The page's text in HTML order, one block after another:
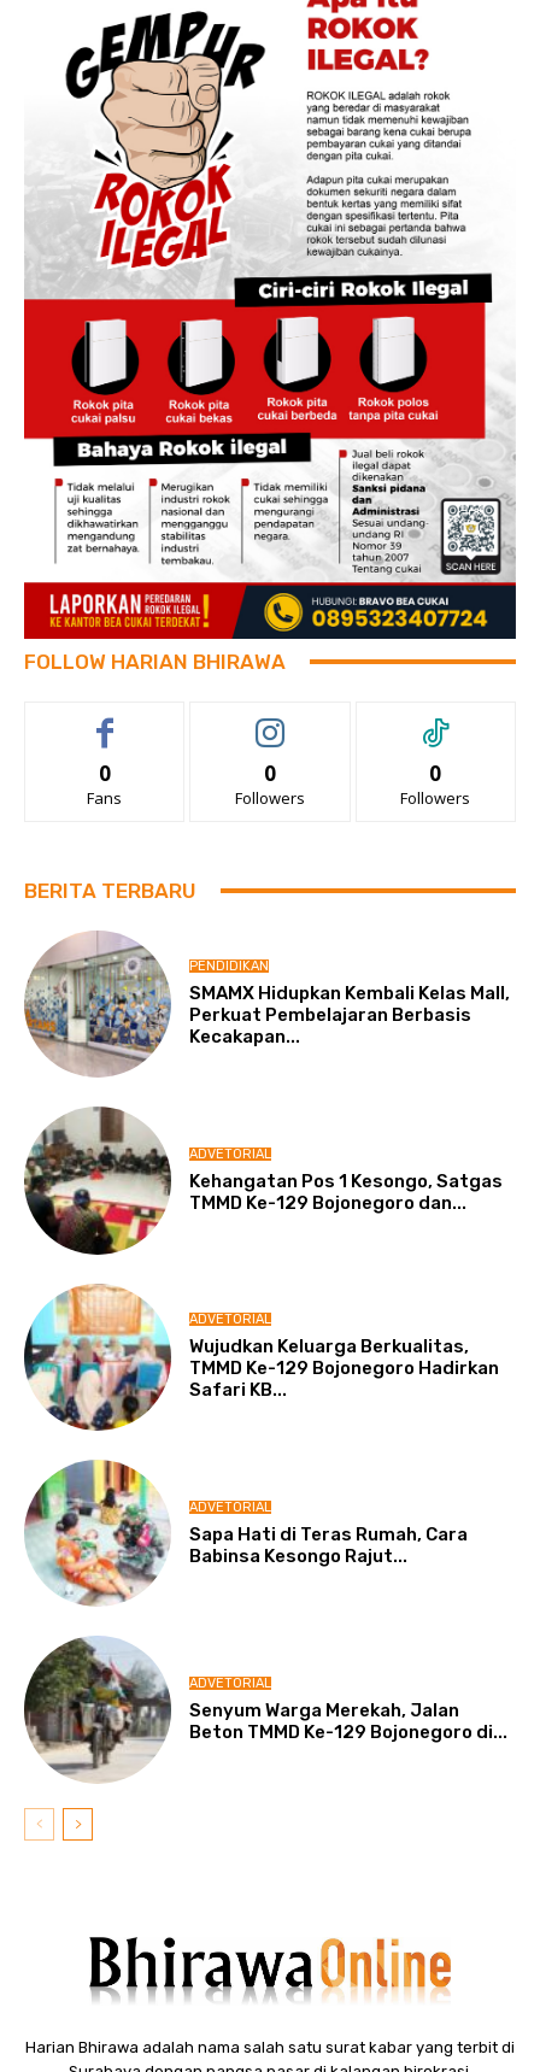
FOLLOW HARIAN BHIRAWA
0
Fans
0
Followers
0
Followers
BERITA TERBARU
PENDIDIKAN
SMAMX Hidupkan Kembali Kelas Mall,
Perkuat Pembelajaran Berbasis
Kecakapan...
ADVETORIAL
Kehangatan Pos 1 Kesongo, Satgas
TMMD Ke-129 Bojonegoro dan...
ADVETORIAL
Wujudkan Keluarga Berkualitas,
TMMD Ke-129 Bojonegoro Hadirkan
Safari KB...
ADVETORIAL
Sapa Hati di Teras Rumah, Cara
Babinsa Kesongo Rajut...
ADVETORIAL
Senyum Warga Merekah, Jalan
Beton TMMD Ke-129 Bojonegoro di...
Harian Bhirawa adalah nama salah satu surat kabar yang terbit di